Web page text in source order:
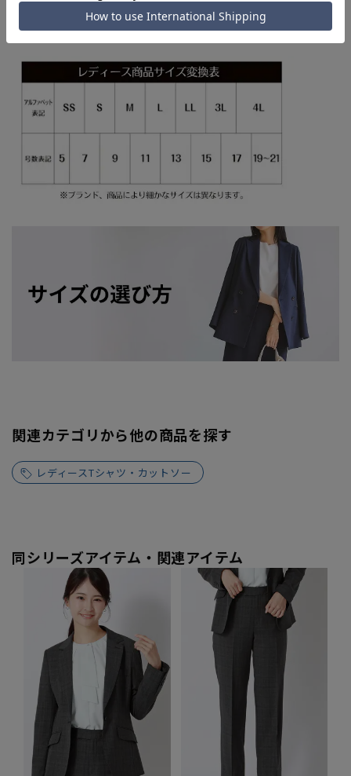
よってはお急ぎ発送サービスを選択できない場合がございま
す。
関連カテゴリから他の商品を探す
レディースTシャツ・カットソー
同シリーズアイテム・関連アイテム